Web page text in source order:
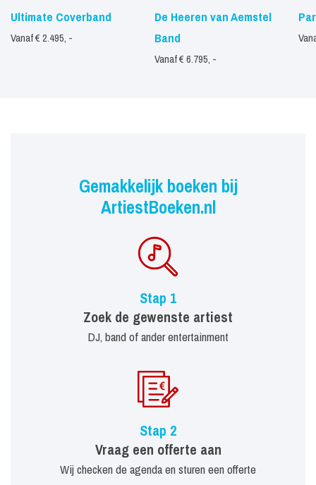
Ultimate Coverband
Vanaf € 2.495, -
De Heeren van Aemstel
Band
Vanaf € 6.795, -
Gemakkelijk boeken bij
ArtiestBoeken.nl
Stap 1
Zoek de gewenste artiest
DJ, band of ander entertainment
Stap 2
Vraag een offerte aan
Wij checken de agenda en sturen een offerte